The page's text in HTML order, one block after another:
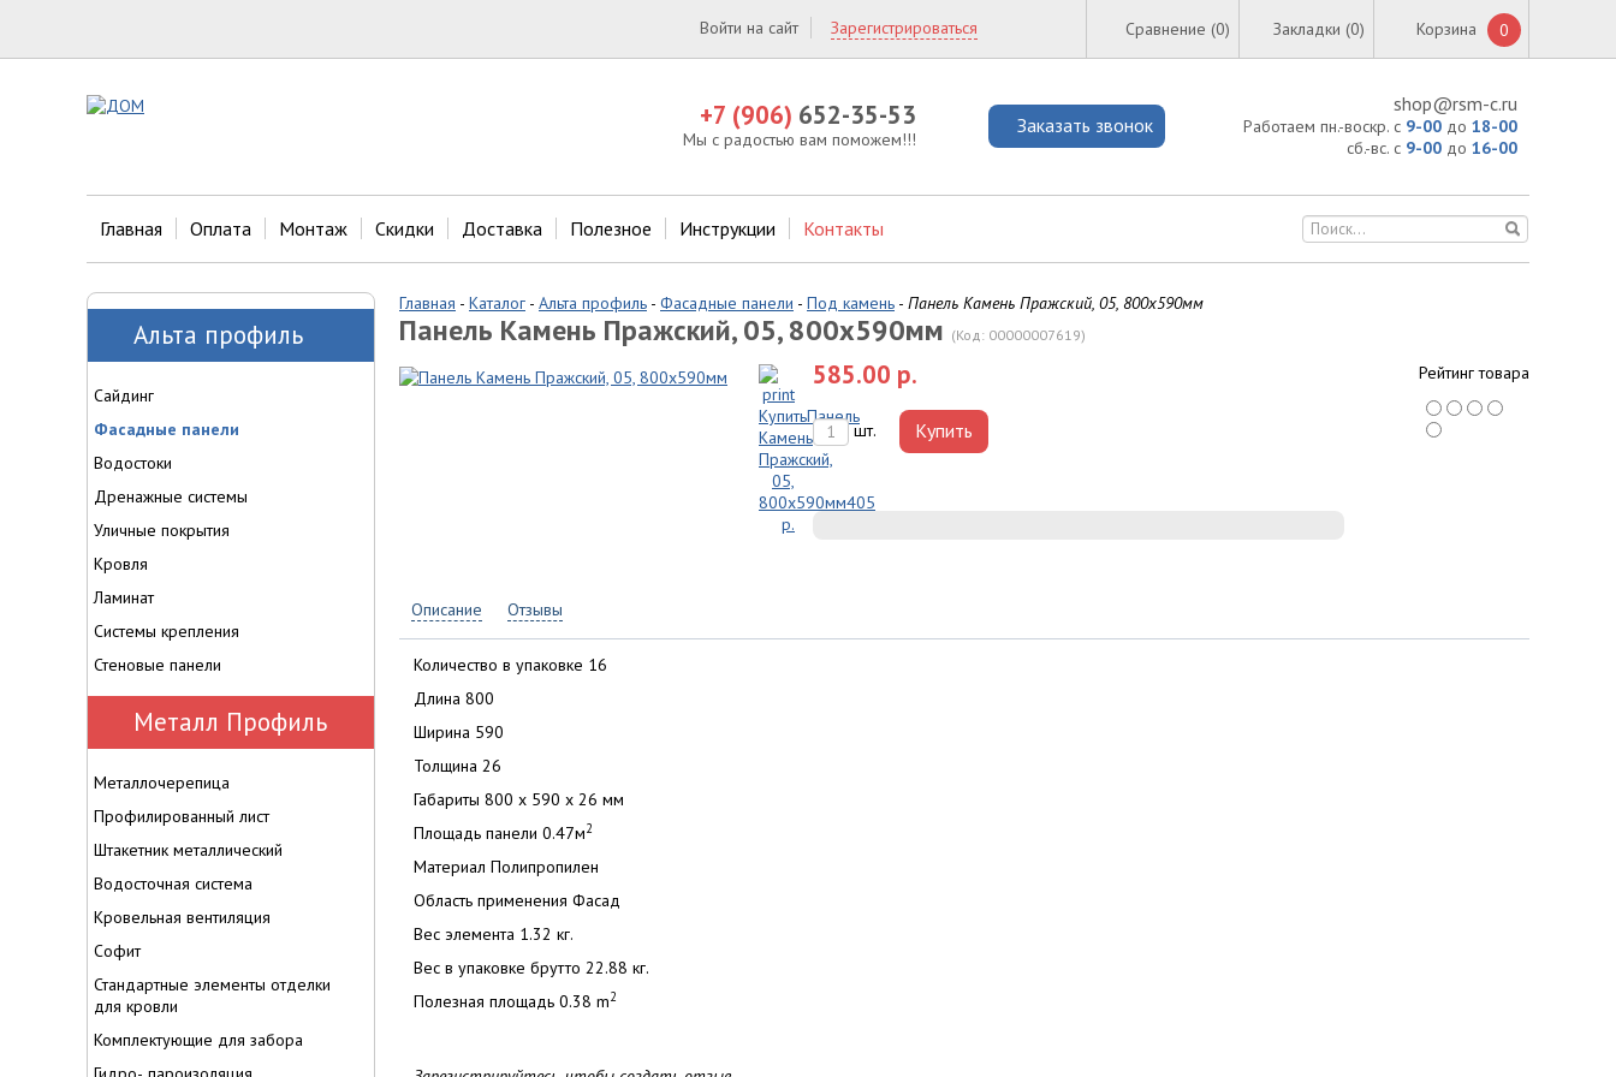
Сравнение (0) Закладки (0) Корзина 0
Войти на сайт Зарегистрироваться
shop@rsm-c.ru
Работаем пн.-воскр. с 9-00 до 18-00
сб.-вс. с 9-00 до 16-00
Заказать звонок
+7 (906) 652-35-53
Мы с радостью вам поможем!!!
Главная Оплата Монтаж Скидки Доставка Полезное Инструкции Контакты
Главная - Каталог - Альта профиль - Фасадные панели - Под камень - Панель Камень Пражский, 05, 800х590мм
Рейтинг товара
Панель Камень Пражский, 05, 800х590мм (Код: 00000007619)
585.00 р.
шт. Купить
Описание Отзывы
Количество в упаковке 16
Длина 800
Ширина 590
Толщина 26
Габариты 800 x 590 x 26 мм
Площадь панели 0.47м2
Материал Полипропилен
Область применения Фасад
Вес элемента 1.32 кг.
Вес в упаковке брутто 22.88 кг.
Полезная площадь 0.38 m2
Альта профиль
Сайдинг
Фасадные панели
Водостоки
Дренажные системы
Уличные покрытия
Кровля
Ламинат
Системы крепления
Стеновые панели
Металл Профиль
Металлочерепица
Профилированный лист
Штакетник металлический
Водосточная система
Кровельная вентиляция
Софит
Стандартные элементы отделки
для кровли
Комплектующие для забора